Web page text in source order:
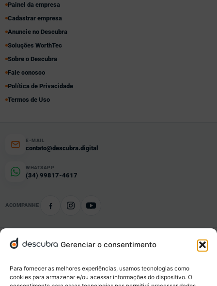
Gerenciar o consentimento
Para fornecer as melhores experiências, usamos tecnologias como
cookies para armazenar e/ou acessar informações do dispositivo. O
Painel da empresa
Cadastrar empresa
Anuncie no Descubra
Soluções WorthTec
Sobre o Descubra
Fale conosco
Política de Privacidade
Termos de Uso
E-MAIL
contato@descubra.digital
WHATSAPP
(34) 99817-4617
ACOMPANHE
Conteúdo organizado